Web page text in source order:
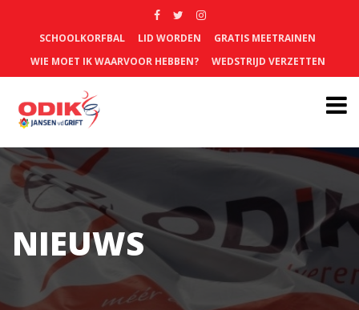
SCHOOLKORFBAL LID WORDEN
GRATIS MEETRAINEN
WIE MOET IK WAARVOOR HEBBEN?
WEDSTRIJD VERZETTEN
NIEUWS